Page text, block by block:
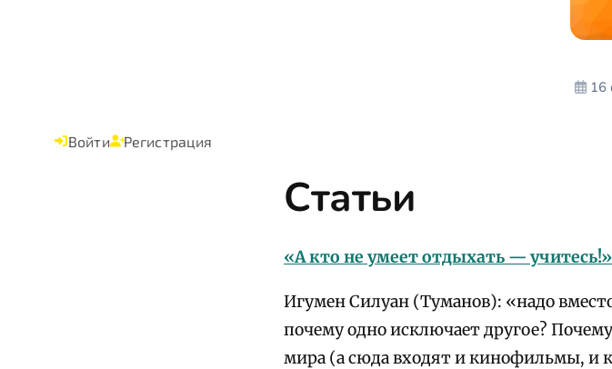
Войти Регистрация
16
Статьи
«А кто не умеет отдыхать — учитесь!»
Игумен Силуан (Туманов): «надо
почему одно исключает другое?
мира (а сюда входят и кинофильмы, и